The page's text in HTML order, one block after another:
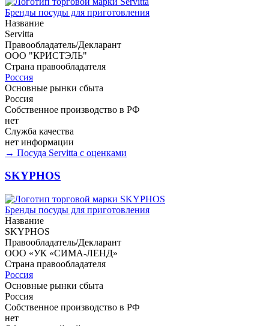
Бренды посуды для приготовления
Название
Servitta
Правообладатель/Декларант
ООО "КРИСТЭЛЬ"
Страна правообладателя
Россия
Основные рынки сбыта
Россия
Собственное производство в РФ
нет
Служба качества
нет информации
→ Посуда Servitta с оценками
SKYPHOS
Бренды посуды для приготовления
Название
SKYPHOS
Правообладатель/Декларант
ООО «УК «СИМА-ЛЕНД»
Страна правообладателя
Россия
Основные рынки сбыта
Россия
Собственное производство в РФ
нет